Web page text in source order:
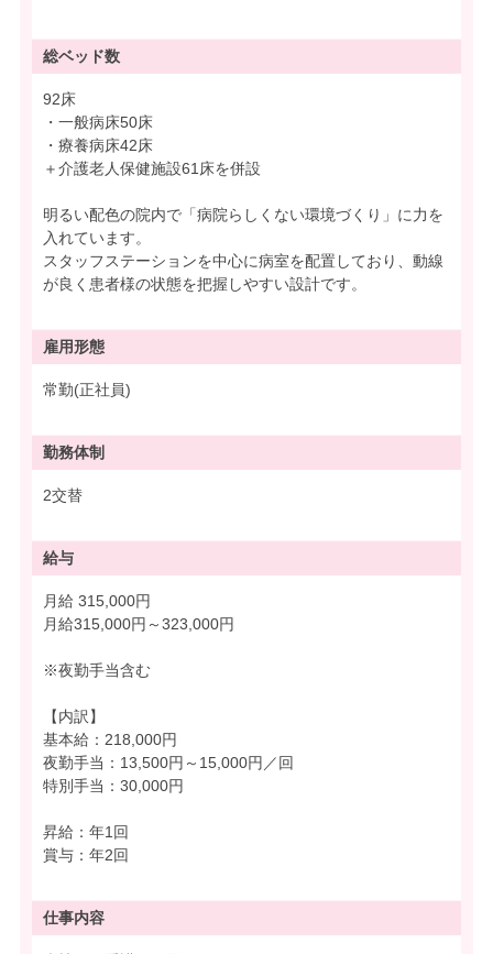
総ベッド数
92床
・一般病床50床
・療養病床42床
＋介護老人保健施設61床を併設
明るい配色の院内で「病院らしくない環境づくり」に力を
入れています。
スタッフステーションを中心に病室を配置しており、動線
が良く患者様の状態を把握しやすい設計です。
雇用形態
常勤(正社員)
勤務体制
2交替
給与
月給 315,000円
月給315,000円～323,000円
※夜勤手当含む
【内訳】
基本給：218,000円
夜勤手当：13,500円～15,000円／回
特別手当：30,000円
昇給：年1回
賞与：年2回
仕事内容